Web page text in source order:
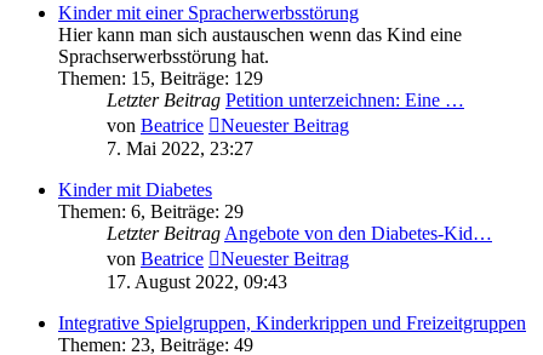
Kinder mit einer Spracherwerbsstörung
Hier kann man sich austauschen wenn das Kind eine
Sprachserwerbsstörung hat.
Themen: 15, Beiträge: 129
Letzter Beitrag Petition unterzeichnen: Eine …
von Beatrice
Neuester Beitrag
7. Mai 2022, 23:27
Kinder mit Diabetes
Themen: 6, Beiträge: 29
Letzter Beitrag Angebote von den Diabetes-Kid…
von Beatrice
Neuester Beitrag
17. August 2022, 09:43
Integrative Spielgruppen, Kinderkrippen und Freizeitgruppen
Themen: 23, Beiträge: 49